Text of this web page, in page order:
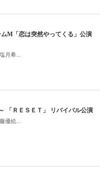
M「恋は突然やってくる」公演
月希...
「ＲＥＳＥＴ」 リバイバル公演
優絵...